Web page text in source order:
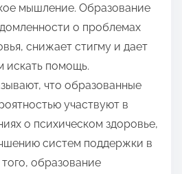
мышление. Образование
о проблемах
снижает стигму и дает
искать помощь.
что образованные
участвуют в
о психическом здоровье,
систем поддержки в
образование